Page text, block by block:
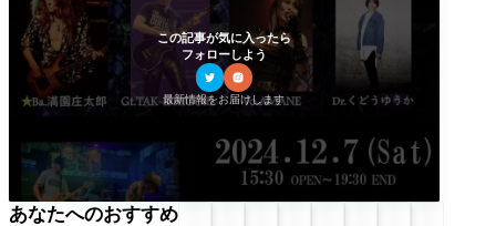
この記事が気に入ったら
フォローしよう
最新情報をお届けします
あなたへのおすすめ